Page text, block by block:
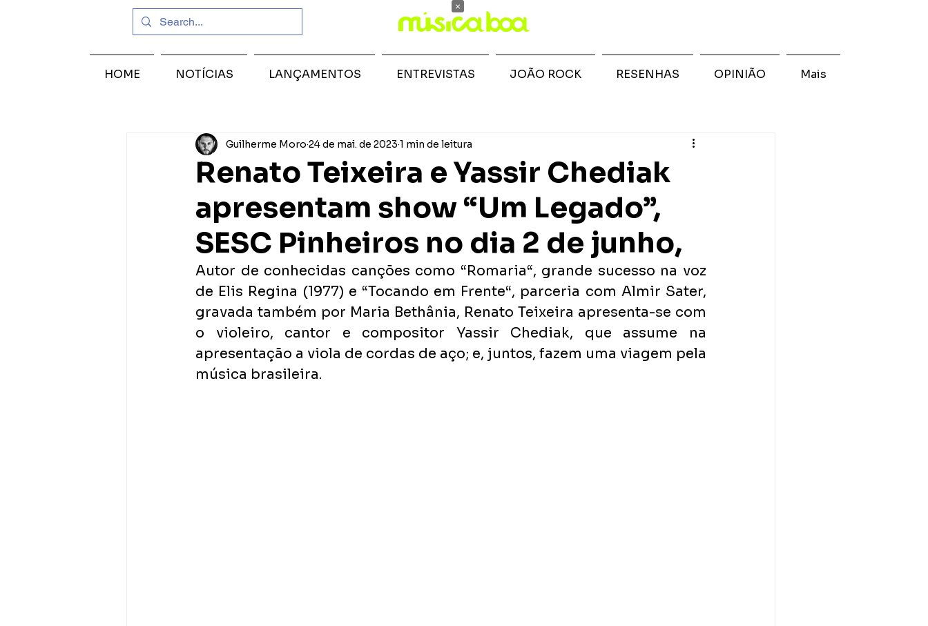
Renato Teixeira e Yassir Chediak
apresentam show “Um Legado”,
SESC Pinheiros no dia 2 de junho,
Guilherme Moro 24 de mai. de 2023 1 min de leitura
Autor de conhecidas canções como “Romaria“, grande sucesso na voz
de Elis Regina (1977) e “Tocando em Frente“, parceria com Almir Sater,
gravada também por Maria Bethânia, Renato Teixeira apresenta-se com
o violeiro, cantor e compositor Yassir Chediak, que assume na
apresentação a viola de cordas de aço; e, juntos, fazem uma viagem pela
música brasileira.
HOME NOTÍCIAS LANÇAMENTOS ENTREVISTAS JOÃO ROCK RESENHAS OPINIÃO Mais
×